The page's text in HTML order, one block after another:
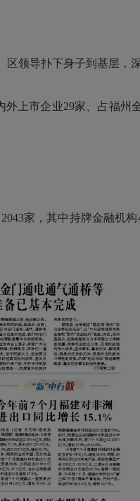
领导扑下身子到基层，
市企业29家、占福州
家，其中持牌金融机构